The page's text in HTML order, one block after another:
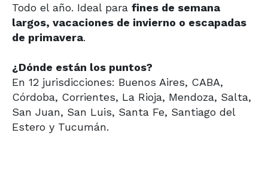
Todo el año. Ideal para fines de semana
largos, vacaciones de invierno o escapadas
de primavera.
¿Dónde están los puntos?
En 12 jurisdicciones: Buenos Aires, CABA,
Córdoba, Corrientes, La Rioja, Mendoza, Salta,
San Juan, San Luis, Santa Fe, Santiago del
Estero y Tucumán.